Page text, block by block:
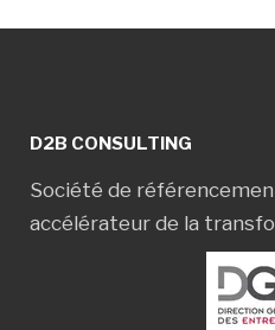
D2B CONSULTING
Société de
accélérateur de la